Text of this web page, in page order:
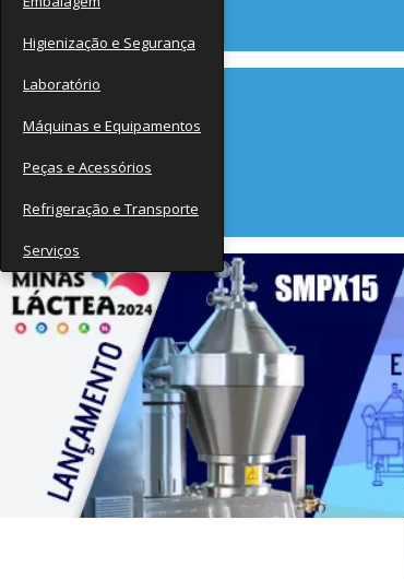
Higienização e Segurança
Laboratório
Máquinas e Equipamentos
Peças e Acessórios
Refrigeração e Transporte
Serviços